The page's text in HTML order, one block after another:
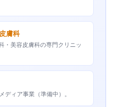
膚科
・美容皮膚科の専門クリニッ
ディア事業（準備中）。